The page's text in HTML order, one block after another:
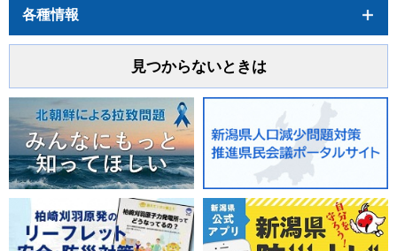
各種情報
見つからないときは